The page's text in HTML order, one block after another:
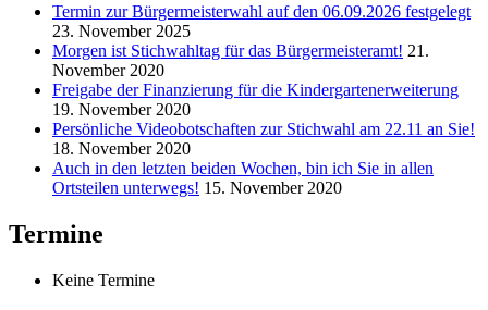
Termin zur Bürgermeisterwahl auf den 06.09.2026 festgelegt
23. November 2025
Morgen ist Stichwahltag für das Bürgermeisteramt! 21.
November 2020
Freigabe der Finanzierung für die Kindergartenerweiterung
19. November 2020
Persönliche Videobotschaften zur Stichwahl am 22.11 an Sie!
18. November 2020
Auch in den letzten beiden Wochen, bin ich Sie in allen
Ortsteilen unterwegs! 15. November 2020
Termine
Keine Termine